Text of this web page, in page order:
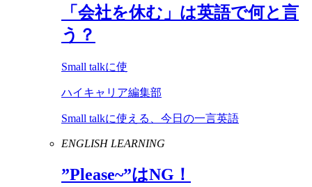
「会社を休む」は英語で何と言
う？
Small talkに使
ハイキャリア編集部
Small talkに使える、今日の一言英語
ENGLISH LEARNING
”Please~”はNG ！